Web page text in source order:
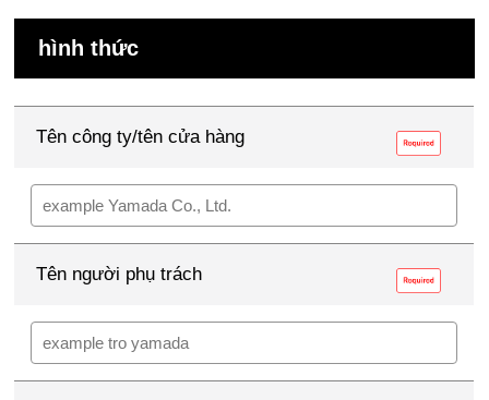
hình thức
Tên công ty/tên cửa hàng
Tên người phụ trách